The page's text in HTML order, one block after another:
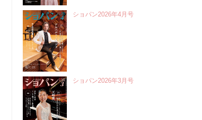
ショパン2026年4月号
ショパン2026年3月号